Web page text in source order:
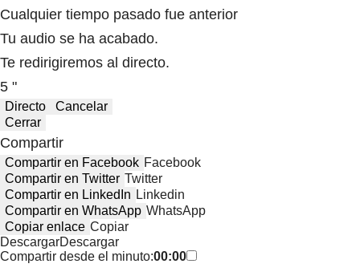
Cualquier tiempo pasado fue anterior
Tu audio se ha acabado.
Te redirigiremos al directo.
5 "
Directo
Cancelar
Cerrar
Compartir
Compartir en Facebook Facebook
Compartir en Twitter Twitter
Compartir en LinkedIn Linkedin
Compartir en WhatsApp WhatsApp
Copiar enlace Copiar
DescargarDescargar
Compartir desde el minuto:00:00